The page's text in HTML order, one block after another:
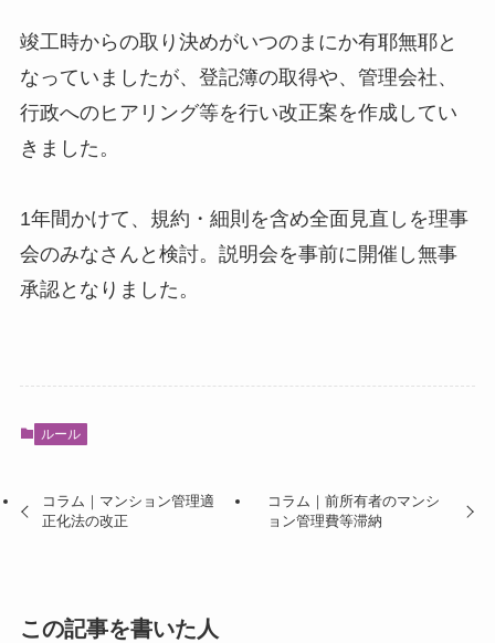
竣工時からの取り決めがいつのまにか有耶無耶と
なっていましたが、登記簿の取得や、管理会社、
行政へのヒアリング等を行い改正案を作成してい
きました。
1年間かけて、規約・細則を含め全面見直しを理事
会のみなさんと検討。説明会を事前に開催し無事
承認となりました。
ルール
コラム｜マンション管理適
正化法の改正
コラム｜前所有者のマンシ
ョン管理費等滞納
この記事を書いた人